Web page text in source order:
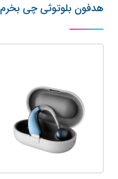
هدفون بلوتوثی چی بخرم